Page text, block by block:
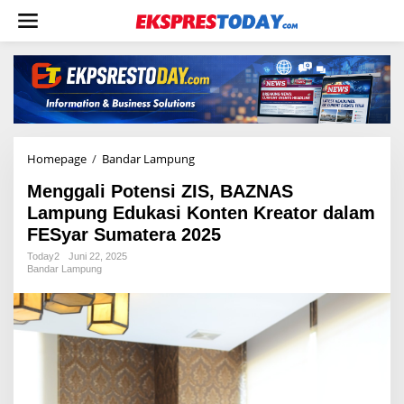
w
Homepage / Bandar Lampung
n
g
g
a
e
n
s
i
Menggali Potensi ZIS, BAZNAS
Lampung Edukasi Konten Kreator dalam
FESyar Sumatera 2025
Today2
Juni 22, 2025
Bandar Lampung